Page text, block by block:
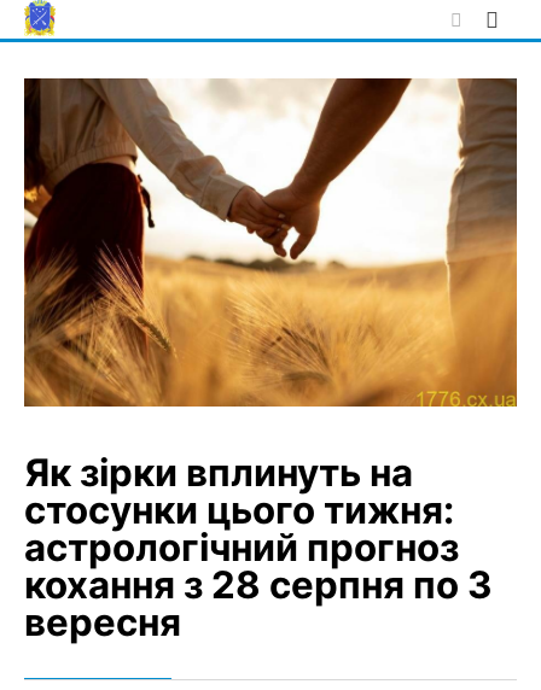
Skip
to
Як зірки вплинуть на
стосунки цього тижня:
астрологічний прогноз
кохання з 28 серпня по 3
вересня